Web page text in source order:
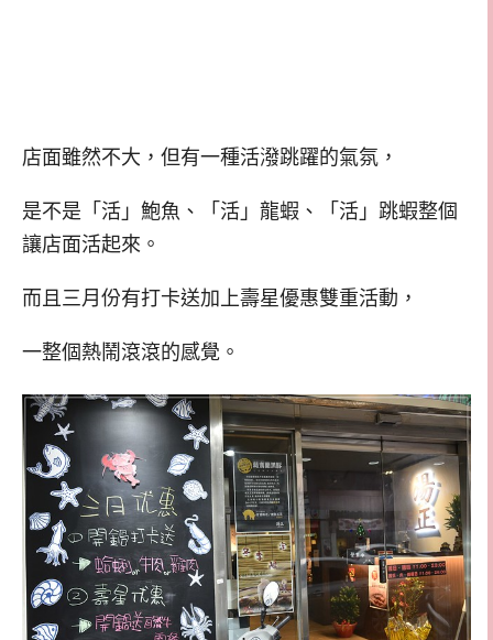
店面雖然不大，但有一種活潑跳躍的氣氛，
是不是「活」鮑魚、「活」龍蝦、「活」跳蝦整個
讓店面活起來。
而且三月份有打卡送加上壽星優惠雙重活動，
一整個熱鬧滾滾的感覺。